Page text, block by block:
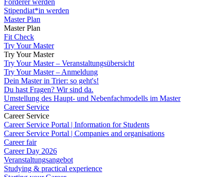
Förderer werden
Stipendiat*in werden
Master Plan
Master Plan
Fit Check
Try Your Master
Try Your Master
Try Your Master – Veranstaltungsübersicht
Try Your Master – Anmeldung
Dein Master in Trier: so geht's!
Du hast Fragen? Wir sind da.
Umstellung des Haupt- und Nebenfachmodells im Master
Career Service
Career Service
Career Service Portal | Information for Students
Career Service Portal | Companies and organisations
Career fair
Career Day 2026
Veranstaltungsangebot
Studying & practical experience